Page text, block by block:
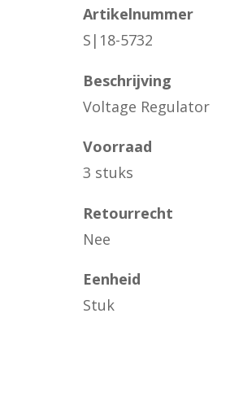
Artikelnummer
S|18-5732
Beschrijving
Voltage Regulator
Voorraad
3 stuks
Retourrecht
Nee
Eenheid
Stuk